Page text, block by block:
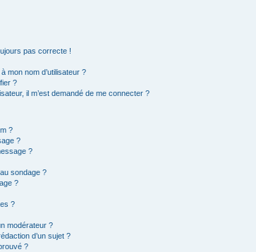
pas correcte !
mon nom d’utilisateur ?
?
il m’est demandé de me connecter ?
?
?
?
sondage ?
?
?
modérateur ?
d’un sujet ?
?